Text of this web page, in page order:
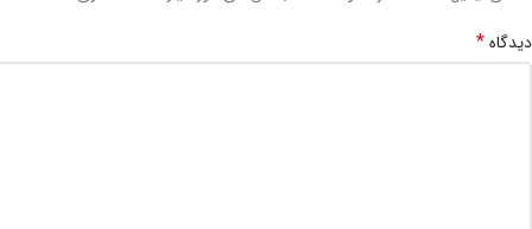
دیدگاه*